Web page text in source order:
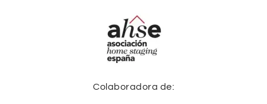
Colaboradora de: